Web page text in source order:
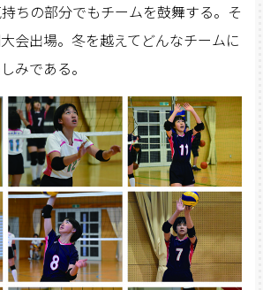
ちの部分でもチームを鼓舞する。そ
会出場。冬を越えてどんなチームに
みである。